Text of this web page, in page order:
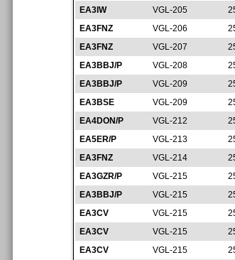
EA3IW
VGL-205
EA3FNZ
VGL-206
EA3FNZ
VGL-207
EA3BBJ/P
VGL-208
EA3BBJ/P
VGL-209
EA3BSE
VGL-209
EA4DON/P
VGL-212
EA5ER/P
VGL-213
EA3FNZ
VGL-214
EA3GZR/P
VGL-215
EA3BBJ/P
VGL-215
EA3CV
VGL-215
EA3CV
VGL-215
EA3CV
VGL-215